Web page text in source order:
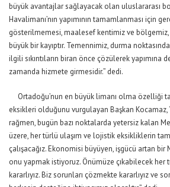
büyük avantajlar sağlayacak olan uluslararası
Havalimanı’nın yapımının tamamlanması için
gösterilmemesi, maalesef kentimiz ve bölgemiz,
büyük bir kayıptır. Temennimiz, durma
ilgili sıkıntıların biran önce çözülerek yapımına
zamanda hizmete girmesidir.” dedi.
Ortadoğu’nun en büyük limanı olma özelliği
eksikleri olduğunu vurgulayan Başkan Kocamaz,
rağmen, bugün bazı noktalarda yetersiz kalan
üzere, her türlü ulaşım ve lojistik eksikliklerin
çalışacağız. Ekonomisi büyüyen, işgücü artan
onu yapmak istiyoruz. Önümüze çıkabilecek her
kararlıyız. Biz sorunları çözmekte kararlıyız ve